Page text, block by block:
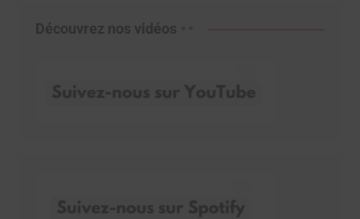
Découvrez nos vidéos